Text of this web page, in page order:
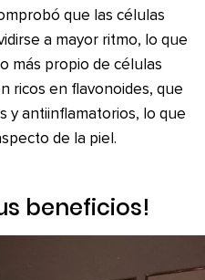
que las células
a mayor ritmo, lo que
más propio de células
ricos en flavonoides, que
y antiinflamatorios, lo que
de la piel.
beneficios!